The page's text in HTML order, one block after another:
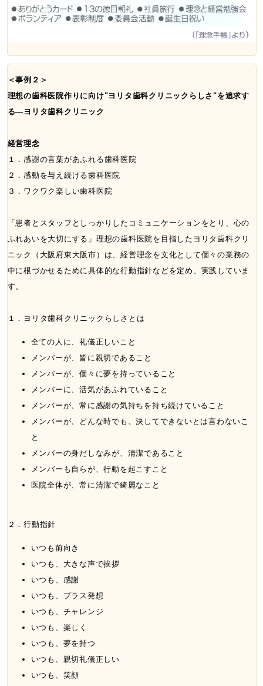
＜事例２＞
理想の歯科医院作りに向け"ヨリタ歯科クリニックらしさ"を追求す
る―ヨリタ歯科クリニック
経営理念
１．感謝の言葉があふれる歯科医院
２．感動を与え続ける歯科医院
３．ワクワク楽しい歯科医院
「患者とスタッフとしっかりしたコミュニケーションをとり、心の
ふれあいを大切にする」理想の歯科医院を目指したヨリタ歯科クリ
ニック（大阪府東大阪市）は、経営理念を文化として個々の業務の
中に根づかせるために具体的な行動指針などを定め、実践していま
す。
１．ヨリタ歯科クリニックらしさとは
全ての人に、礼儀正しいこと
メンバーが、皆に親切であること
メンバーが、個々に夢を持っていること
メンバーに、活気があふれていること
メンバーが、常に感謝の気持ちを持ち続けていること
メンバーが、どんな時でも、決してできないとは言わないこ
と
メンバーの身だしなみが、清潔であること
メンバーも自らが、行動を起こすこと
医院全体が、常に清潔で綺麗なこと
２．行動指針
いつも前向き
いつも、大きな声で挨拶
いつも、感謝
いつも、プラス発想
いつも、チャレンジ
いつも、楽しく
いつも、夢を持つ
いつも、親切礼儀正しい
いつも、笑顔